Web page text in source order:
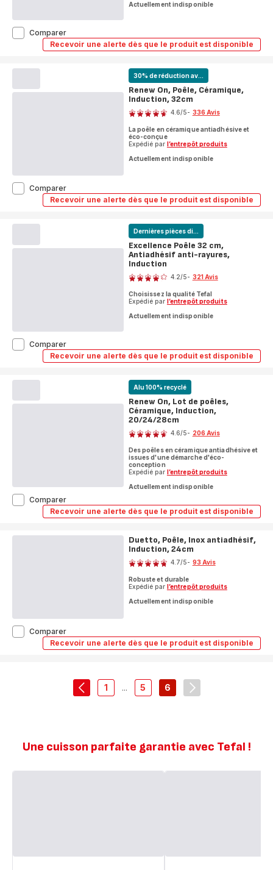
Recevoir une alerte dès que le produit est disponible
Ingenio
Poêle
profonde
manche
amovible,
Antiadhésif,
Induction,
Actuellement indisponible
ComparerIngenio
Eco
Resist,
amovible,
Recevoir une alerte dès que le produit est disponible
Renew
Céramique,
Induction,
32cm
30% de réduction av...
Renew On, Poêle, Céramique,
Induction, 32cm
Note
4.6/5- 336 Avis
La poêle en céramique antiadhésive et
éco-conçue
Expédié par l’entrepôt produits
Actuellement indisponible
ComparerRenew
On,
Poêle,
Recevoir une alerte dès que le produit est disponible
Excellence
cm,
Antiadhésif
anti-
rayures,
Induction
Dernières pièces di...
Excellence Poêle 32 cm,
Antiadhésif anti-rayures,
Induction
Note
4.2/5- 321 Avis
Choisissez la qualité Tefal
Expédié par l’entrepôt produits
Actuellement indisponible
ComparerExcellence
Poêle
32
rayures,
Recevoir une alerte dès que le produit est disponible
Renew
de
poêles,
Céramique,
Induction,
Alu 100% recyclé
Renew On, Lot de poêles,
Céramique, Induction,
20/24/28cm
Note
4.6/5- 206 Avis
Des poêles en céramique antiadhésive et
issues d'une démarche d'éco-
conception
Expédié par l’entrepôt produits
Actuellement indisponible
ComparerRenew
On,
Lot
poêles,
Recevoir une alerte dès que le produit est disponible
Duetto,
Induction,
24cm
Duetto, Poêle, Inox antiadhésif,
Induction, 24cm
Note
4.7/5- 93 Avis
Robuste et durable
Expédié par l’entrepôt produits
Actuellement indisponible
ComparerDuetto,
Poêle,
Inox
24cm
navigation.pagination.actions.prev
1-
... 5
-
6
-
Une cuisson parfaite garantie avec Tefal !